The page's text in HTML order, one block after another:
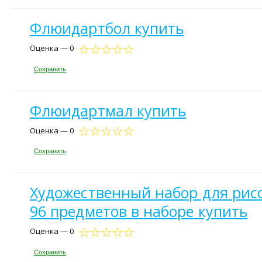
Флюидартбол купить
Оценка — 0
Сохранить
Флюидартмал купить
Оценка — 0
Сохранить
Художественный набор для
96 предметов в наборе купить
Оценка — 0
Сохранить